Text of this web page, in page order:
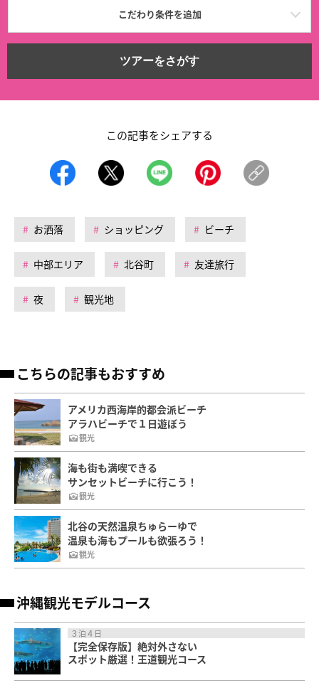
こだわり条件を追加
ツアーをさがす
この記事をシェアする
お洒落 ショッピング ビーチ
中部エリア 北谷町 友達旅行
夜 観光地
こちらの記事もおすすめ
アメリカ西海岸的都会派ビーチ
アラハビーチで１日遊ぼう
観光
海も街も満喫できる
サンセットビーチに行こう！
観光
北谷の天然温泉ちゅらーゆで
温泉も海もプールも欲張ろう！
観光
沖縄観光モデルコース
３泊４日
【完全保存版】絶対外さない
スポット厳選！王道観光コース